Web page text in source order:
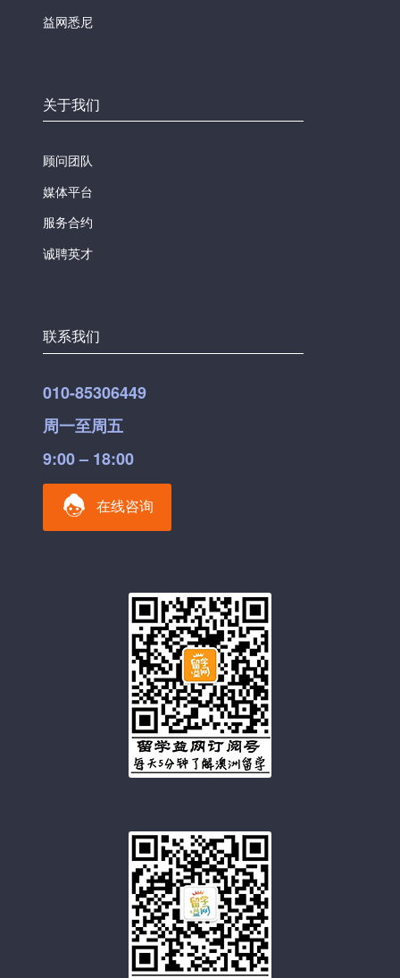
益网悉尼
关于我们
顾问团队
媒体平台
服务合约
诚聘英才
联系我们
010-85306449
周一至周五
9:00 – 18:00
在线咨询